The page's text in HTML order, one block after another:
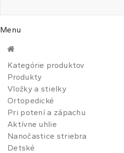
Menu
Kategórie produktov
Produkty
Vložky a stielky
Ortopedické
Pri potení a zápachu
Aktívne uhlie
Nanočastice striebra
Detské